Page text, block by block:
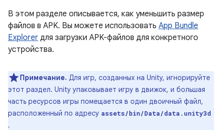
В этом разделе описывается, как уменьшить размер
файлов в APK. Вы можете использовать App Bundle
Explorer для загрузки APK-файлов для конкретного
устройства.
Примечание. Для игр, созданных на Unity, игнорируйте
этот раздел. Unity упаковывает игру в движок, и большая
часть ресурсов игры помещается в один двоичный файл,
расположенный по адресу assets/bin/Data/data.unity3d
.